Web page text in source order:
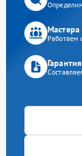
Мастера
Работаем